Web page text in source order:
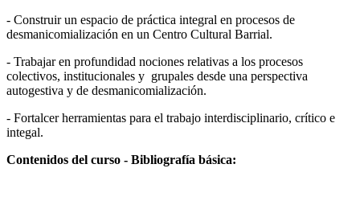
- Construir un espacio de práctica integral en procesos de
desmanicomialización en un Centro Cultural Barrial.
- Trabajar en profundidad nociones relativas a los procesos
colectivos, institucionales y grupales desde una perspectiva
autogestiva y de desmanicomialización.
- Fortalcer herramientas para el trabajo interdisciplinario, crítico e
integal.
Contenidos del curso - Bibliografía básica: